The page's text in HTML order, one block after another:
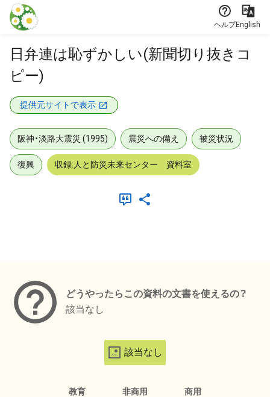
本文に飛ぶ
ヘルプEnglish
日弁連は恥ずかしい(新聞切り抜きコ
ピー)
提供元サイトで表示
阪神・淡路大震災 (1995) 震災への備え 被災状況
復興 収録:人と防災未来センター 資料室
どうやったらこの資料の文書を使えるの？
該当なし
該当なし
教育 非商用 商用